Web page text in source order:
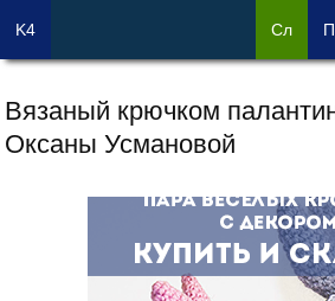
Вязаный крючком
Оксаны Усмановой
K4 Сл